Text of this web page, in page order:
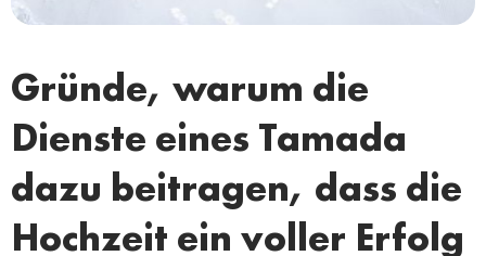
Gründe, warum die
Dienste eines Tamada
dazu beitragen, dass die
Hochzeit ein voller Erfolg